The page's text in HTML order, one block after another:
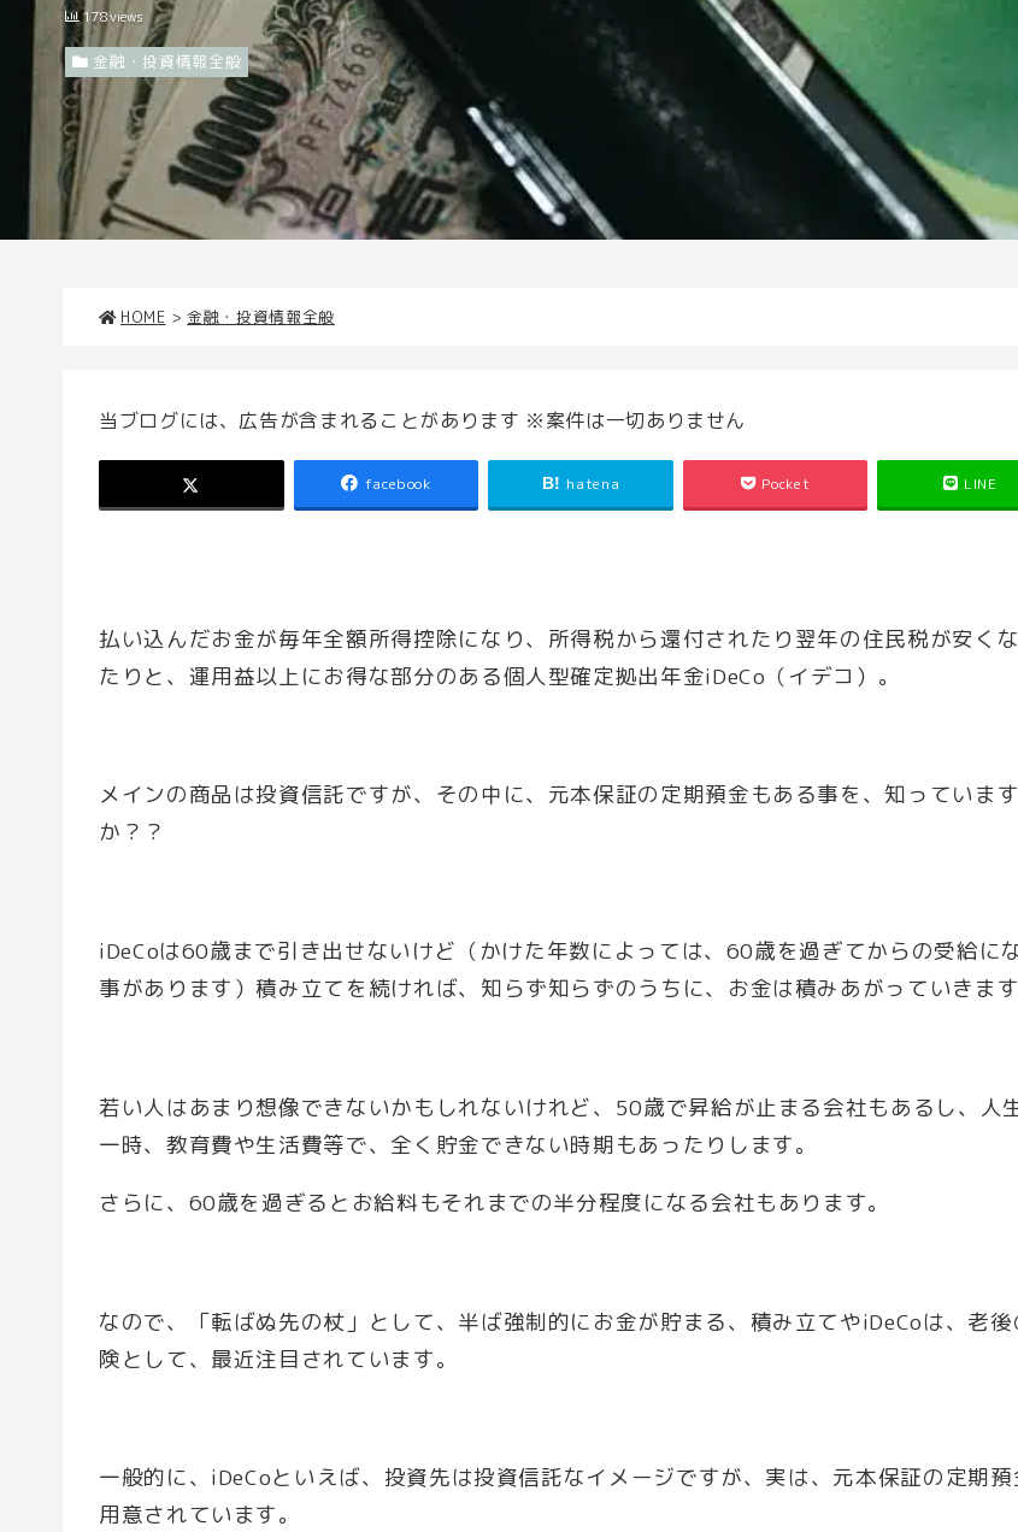
178views
金融・投資情報全般
HOME > 金融・投資情報全般
当ブログには、広告が含まれることがあります ※案件は一切ありません
facebook hatena Pocket LINE
払い込んだお金が毎年全額所得控除になり、所得税から還付されたり翌年の住民税が安く
たりと、運用益以上にお得な部分のある個人型確定拠出年金iDeCo（イデコ）。
メインの商品は投資信託ですが、その中に、元本保証の定期預金もある事を、知っています
か？？
iDeCoは60歳まで引き出せないけど（かけた年数によっては、60歳を過ぎてからの受給に
事があります）積み立てを続ければ、知らず知らずのうちに、お金は積みあがっていきます
若い人はあまり想像できないかもしれないけれど、50歳で昇給が止まる会社もあるし、人
一時、教育費や生活費等で、全く貯金できない時期もあったりします。
さらに、60歳を過ぎるとお給料もそれまでの半分程度になる会社もあります。
なので、「転ばぬ先の杖」として、半ば強制的にお金が貯まる、積み立てやiDeCoは、老後
険として、最近注目されています。
一般的に、iDeCoといえば、投資先は投資信託なイメージですが、実は、元本保証の定期預
用意されています。